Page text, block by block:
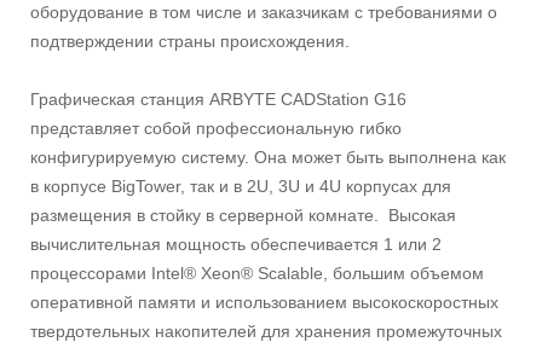
оборудование в том числе и заказчикам с требованиями о
подтверждении страны происхождения.
Графическая станция ARBYTE CADStation G16
представляет собой профессиональную гибко
конфигурируемую систему. Она может быть выполнена как
в корпусе BigTower, так и в 2U, 3U и 4U корпусах для
размещения в стойку в серверной комнате. Высокая
вычислительная мощность обеспечивается 1 или 2
процессорами Intel® Xeon® Scalable, большим объемом
оперативной памяти и использованием высокоскоростных
твердотельных накопителей для хранения промежуточных